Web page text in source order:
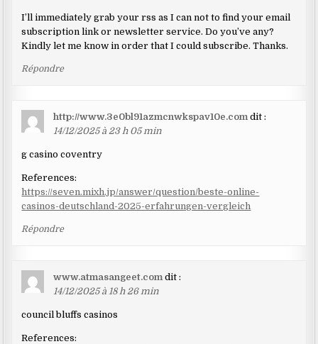
I’ll immediately grab your rss as I can not to find your email
subscription link or newsletter service. Do you’ve any?
Kindly let me know in order that I could subscribe. Thanks.
Répondre
http://www.3e0bl91azmcnwkspav10e.com dit :
14/12/2025 à 23 h 05 min
g casino coventry
References:
https://seven.mixh.jp/answer/question/beste-online-
casinos-deutschland-2025-erfahrungen-vergleich
Répondre
www.atmasangeet.com dit :
14/12/2025 à 18 h 26 min
council bluffs casinos
References: